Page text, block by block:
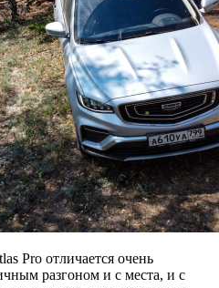
Pro отличается очень
разгоном и с места, и с